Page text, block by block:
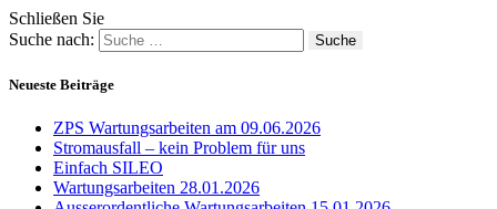
Schließen Sie
Suche nach:
Neueste Beiträge
ZPS Wartungsarbeiten am 09.06.2026
Stromausfall – kein Problem für uns
Einfach SILEO
Wartungsarbeiten 28.01.2026